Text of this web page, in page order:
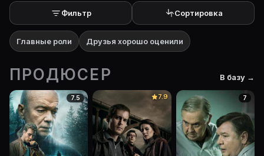
Фильтр Сортировка
Главные роли Друзья хорошо оценили
ПРОДЮСЕР В базу →
7.5 7.9 7